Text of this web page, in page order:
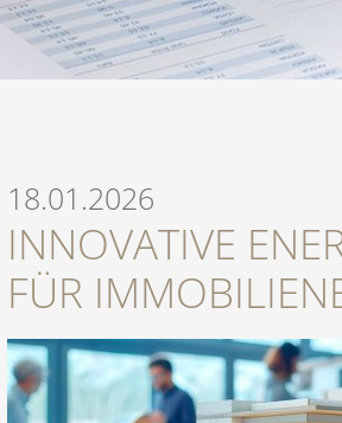
18.01.2026
INNOVATIVE
FÜR